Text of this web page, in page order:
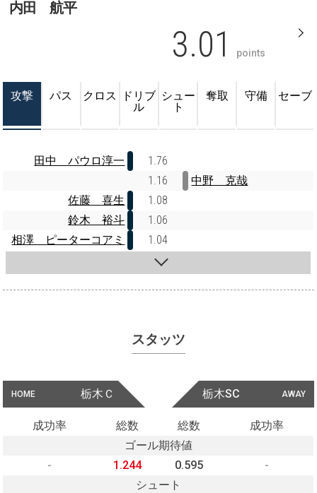
内田 航平
3.01 points
攻撃 パス クロス
ドリブ
ル
シュー
ト
奪取 守備 セーブ
田中 パウロ淳一
1.76
1.16
中野 克哉
佐藤 喜生
1.08
鈴木 裕斗
1.06
相澤 ピーターコアミ
1.04
スタッツ
HOME 栃木Ｃ AWAY
栃木SC
成功率 総数 総数
成功率
ゴール期待値
-
1.244 0.595
-
シュート